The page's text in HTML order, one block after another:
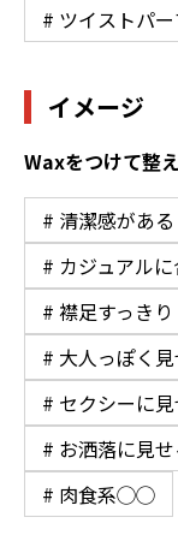
# ツイストパ
イメージ
Waxをつけて整え
# 清潔感がある
# カジュアルに
# 襟足すっきり
# 大人っぽく
# セクシーに
# お洒落に見せ
# 肉食系◯◯